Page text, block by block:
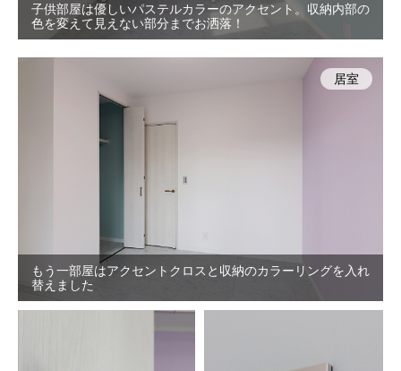
子供部屋は優しいパステルカラーのアクセント。収納内部の
色を変えて見えない部分までお洒落！
もう一部屋はアクセントクロスと収納のカラーリングを入れ
替えました
居室